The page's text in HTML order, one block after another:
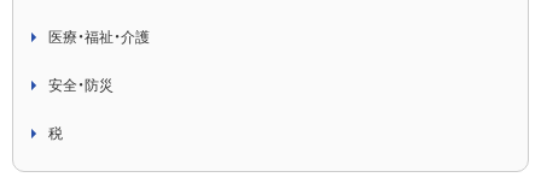
医療・福祉・介護
安全・防災
税